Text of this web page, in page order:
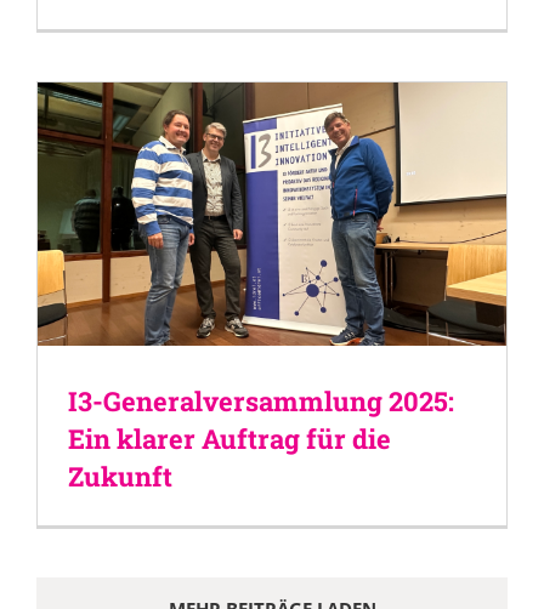
I3-Generalversammlung 2025:
Ein klarer Auftrag für die
Zukunft